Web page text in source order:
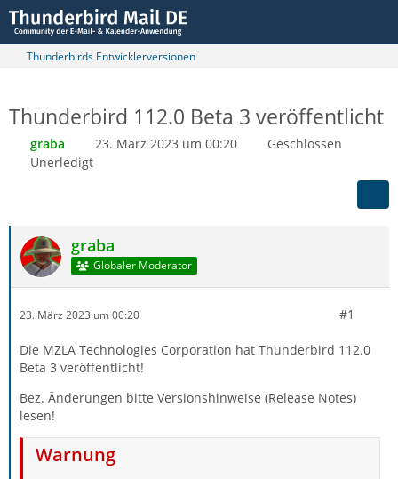
Thunderbirds Entwicklerversionen
Thunderbird 112.0 Beta 3 veröffentlicht
graba 23. März 2023 um 00:20
Geschlossen
Unerledigt
graba
Globaler Moderator
23. März 2023 um 00:20 #1
Die MZLA Technologies Corporation hat Thunderbird 112.0
Beta 3 veröffentlicht!
Bez. Änderungen bitte Versionshinweise (Release Notes)
lesen!
Warnung